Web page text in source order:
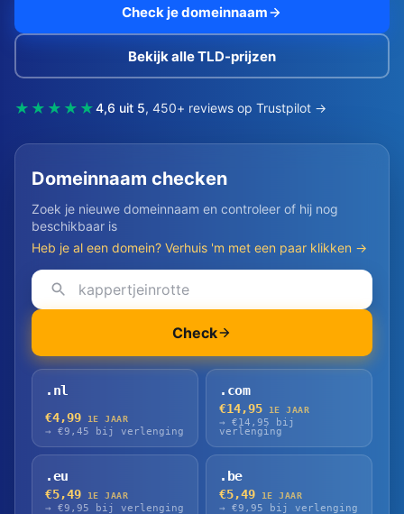
Check je domeinnaam
Bekijk alle TLD-prijzen
★★★★★4,6 uit 5, 450+ reviews op Trustpilot →
Domeinnaam checken
Zoek je nieuwe domeinnaam en controleer of hij nog
beschikbaar is
Heb je al een domein? Verhuis 'm met een paar klikken →
Check
.nl
€4,99 1E JAAR
→ €9,45 bij verlenging
.com
€14,95 1E JAAR
→ €14,95 bij
verlenging
.eu
€5,49 1E JAAR
→ €9,95 bij verlenging
.be
€5,49 1E JAAR
→ €9,95 bij verlenging